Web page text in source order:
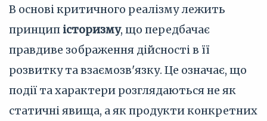
В основі критичного реалізму лежить
принцип історизму, що передбачає
правдиве зображення дійсності в її
розвитку та взаємозв'язку. Це означає, що
події та характери розглядаються не як
статичні явища, а як продукти конкретних